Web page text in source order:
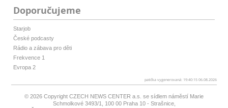
Doporučujeme
Starjob
České podcasty
Rádio a zábava pro děti
Frekvence 1
Evropa 2
patička vygenerovaná: 19:40:15 06.08.2026
© 2026 Copyright CZECH NEWS CENTER a.s. se sídlem náměstí Marie
Schmolkové 3493/1, 100 00 Praha 10 - Strašnice,